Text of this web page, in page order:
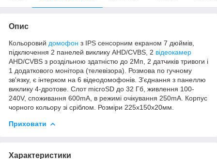
Опис
Кольоровий домофон з IPS сенсорним екраном 7 дюймів,
підключення 2 панелей виклику AHD/CVBS, 2 відеокамер
AHD/CVBS з роздільною здатністю до 2Мп, 2 датчиків тривоги і
1 додаткового монітора (телевізора). Розмова по гучному
зв'язку, є інтерком на 6 відеодомофонів. З'єднання з панеллю
виклику 4-дротове. Слот microSD до 32 Гб, живлення 100-
240V, споживання 600mA, в режимі очікування 250mA. Корпус
чорного кольору зі сріблом. Розміри 225x150x20мм.
Приховати
Характеристики